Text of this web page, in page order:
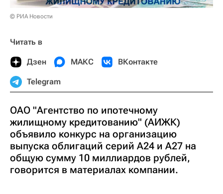
© РИА Новости
Читать в
Дзен МАКС ВКонтакте
Telegram
ОАО "Агентство по ипотечному
жилищному кредитованию" (АИЖК)
объявило конкурс на организацию
выпуска облигаций серий А24 и А27 на
общую сумму 10 миллиардов рублей,
говорится в материалах компании.